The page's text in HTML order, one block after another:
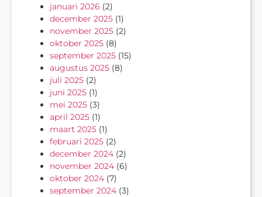
januari 2026 (2)
december 2025 (1)
november 2025 (2)
oktober 2025 (8)
september 2025 (15)
augustus 2025 (8)
juli 2025 (2)
juni 2025 (1)
mei 2025 (3)
april 2025 (1)
maart 2025 (1)
februari 2025 (2)
december 2024 (2)
november 2024 (6)
oktober 2024 (7)
september 2024 (3)